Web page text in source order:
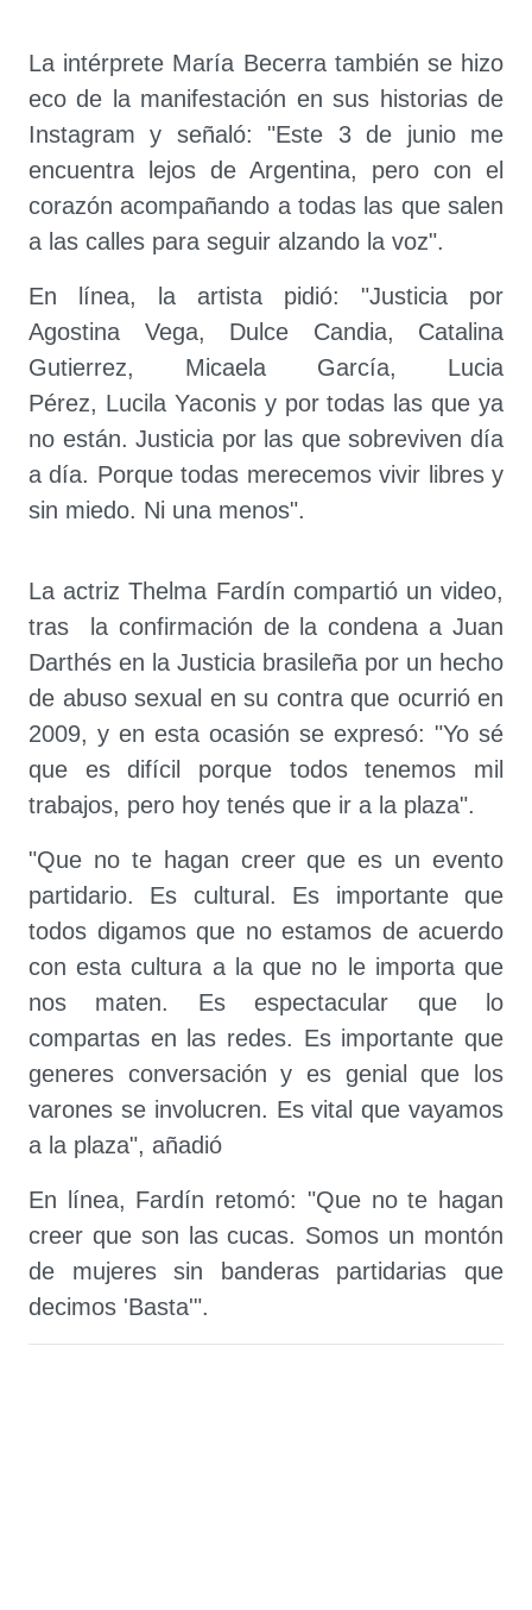
La intérprete María Becerra también se hizo
eco de la manifestación en sus historias de
Instagram y señaló: "Este 3 de junio me
encuentra lejos de Argentina, pero con el
corazón acompañando a todas las que salen
a las calles para seguir alzando la voz".
En línea, la artista pidió: "Justicia por
Agostina Vega, Dulce Candia, Catalina
Gutierrez, Micaela García, Lucia
Pérez, Lucila Yaconis y por todas las que ya
no están. Justicia por las que sobreviven día
a día. Porque todas merecemos vivir libres y
sin miedo. Ni una menos".
La actriz Thelma Fardín compartió un video,
tras la confirmación de la condena a Juan
Darthés en la Justicia brasileña por un hecho
de abuso sexual en su contra que ocurrió en
2009, y en esta ocasión se expresó: "Yo sé
que es difícil porque todos tenemos mil
trabajos, pero hoy tenés que ir a la plaza".
"Que no te hagan creer que es un evento
partidario. Es cultural. Es importante que
todos digamos que no estamos de acuerdo
con esta cultura a la que no le importa que
nos maten. Es espectacular que lo
compartas en las redes. Es importante que
generes conversación y es genial que los
varones se involucren. Es vital que vayamos
a la plaza", añadió
En línea, Fardín retomó: "Que no te hagan
creer que son las cucas. Somos un montón
de mujeres sin banderas partidarias que
decimos 'Basta'".